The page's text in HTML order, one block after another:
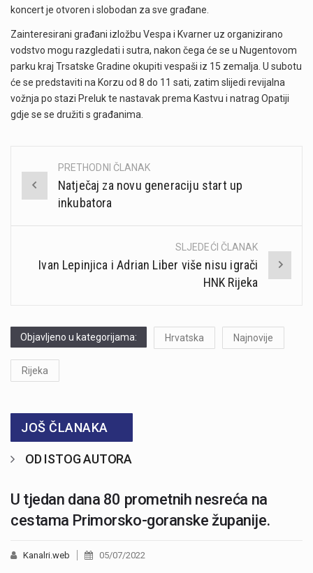
koncert je otvoren i slobodan za sve građane.
Zainteresirani građani izložbu Vespa i Kvarner uz organizirano
vodstvo mogu razgledati i sutra, nakon čega će se u Nugentovom
parku kraj Trsatske Gradine okupiti vespaši iz 15 zemalja. U subotu
će se predstaviti na Korzu od 8 do 11 sati, zatim slijedi revijalna
vožnja po stazi Preluk te nastavak prema Kastvu i natrag Opatiji
gdje se se družiti s građanima.
Post
navigation
PRETHODNI ČLANAK
Natječaj za novu generaciju start up
inkubatora
SLJEDEĆI ČLANAK
Ivan Lepinjica i Adrian Liber više nisu igrači
HNK Rijeka
Objavljeno u kategorijama: Hrvatska Najnovije
Rijeka
JOŠ ČLANAKA
OD ISTOG AUTORA
U tjedan dana 80 prometnih nesreća na
cestama Primorsko-goranske županije.
Kanalri.web 05/07/2022